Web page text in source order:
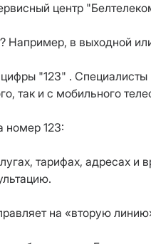
центр
Например, в выходной
"123" .
так и с мобильного
номер 123:
тарифах, адресах и
на «вторую